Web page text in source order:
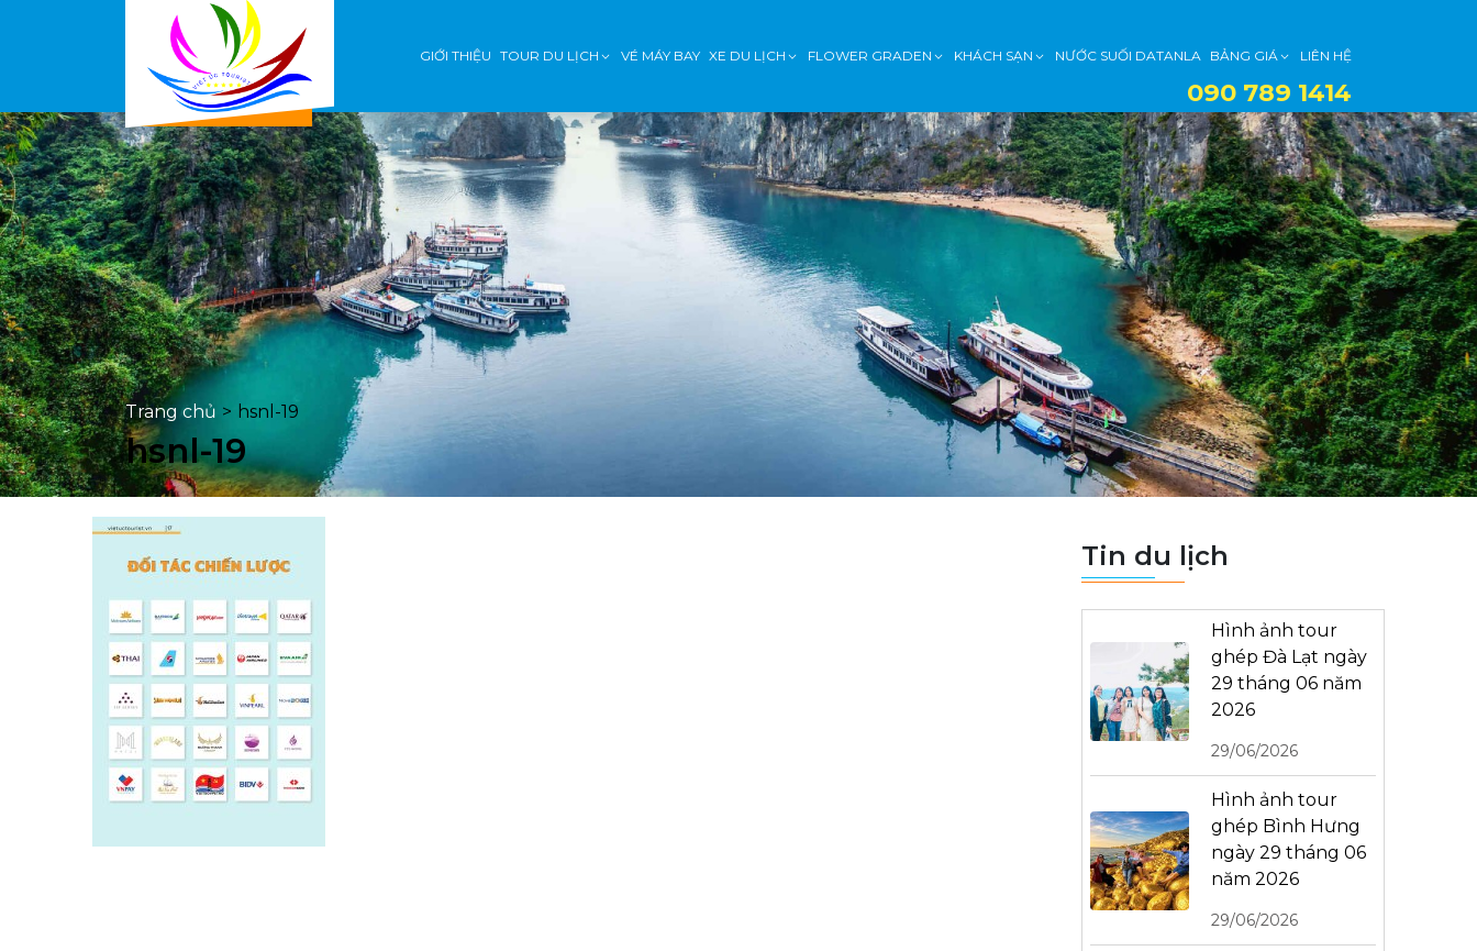
GIỚI THIỆU TOUR DU LỊCH VÉ MÁY BAY XE DU LỊCH FLOWER GRADEN KHÁCH SẠN NƯỚC SUỐI DATANLA BẢNG GIÁ LIÊN HỆ
090 789 1414
Trang chủ > hsnl-19
hsnl-19
Tin du lịch
Hình ảnh tour
ghép Đà Lạt ngày
29 tháng 06 năm
2026
29/06/2026
Hình ảnh tour
ghép Bình Hưng
ngày 29 tháng 06
năm 2026
29/06/2026